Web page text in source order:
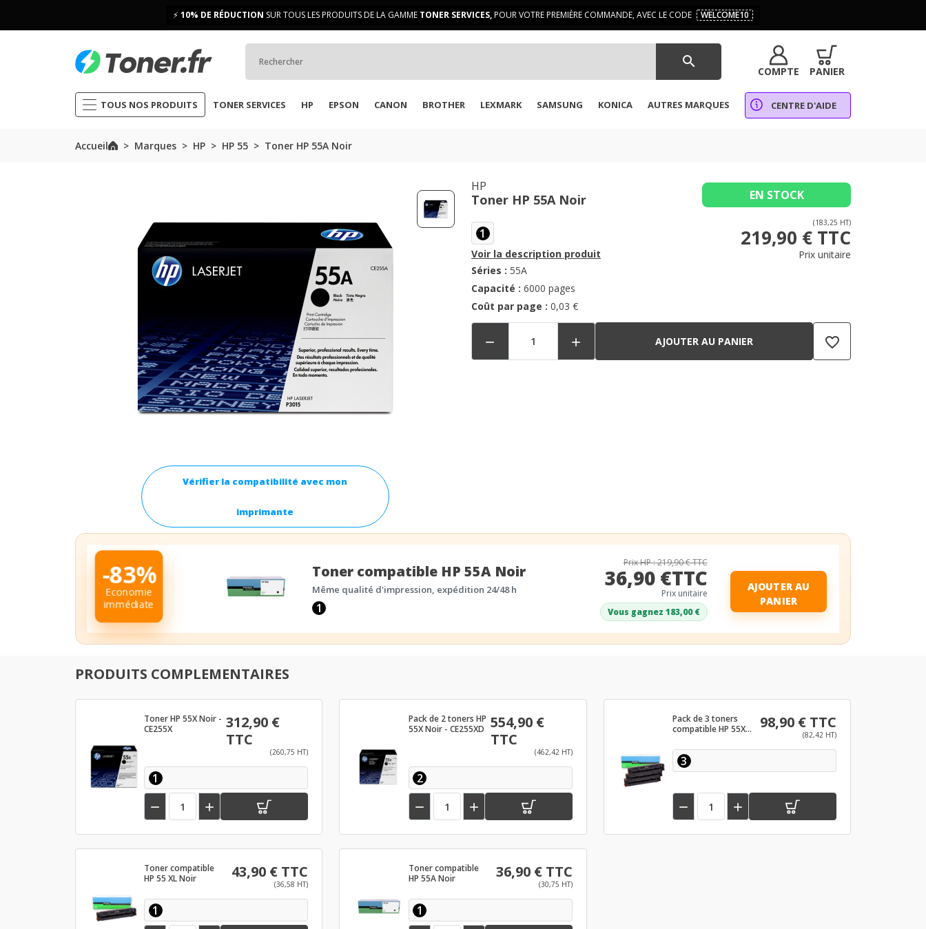
⚡ 10% DE RÉDUCTION SUR TOUS LES PRODUITS DE LA GAMME TONER SERVICES,POUR VOTRE PREMIÈRE COMMANDE, AVEC LE CODE WELCOME10
search
COMPTE PANIER
TOUS NOS PRODUITS TONER SERVICES HP EPSON CANON BROTHER LEXMARK SAMSUNG KONICA AUTRES MARQUES CENTRE D'AIDE
Accueil Marques HP HP 55 Toner HP 55A Noir
Vérifier la compatibilité avec mon
imprimante
HP
Toner HP 55A Noir EN STOCK
1
Voir la description produit
Séries : 55A
Capacité : 6000 pages
Coût par page : 0,03 €
(183,25 HT)
219,90 € TTC
Prix unitaire
  AJOUTER AU PANIER favorite_border
-83%
Economie
immédiate
Toner compatible HP 55A Noir
Même qualité d'impression, expédition 24/48 h
1
Prix HP : 219,90 € TTC
36,90 €TTC
Prix unitaire
Vous gagnez 183,00 €
AJOUTER AU
PANIER
PRODUITS COMPLEMENTAIRES
Toner HP 55X Noir -
CE255X
312,90 €
TTC
(260,75 HT)
1
 
Pack de 2 toners HP
55X Noir - CE255XD 554,90 €
TTC
(462,42 HT)
2
 
Pack de 3 toners
compatible HP 55X
98,90 € TTC
(82,42 HT)
3
 
Toner compatible
HP 55 XL Noir
43,90 € TTC
(36,58 HT)
1
Toner compatible
HP 55A Noir
36,90 € TTC
(30,75 HT)
1